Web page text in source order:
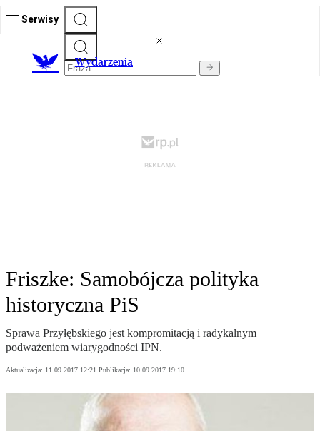
Serwisy
Wydarzenia
Friszke: Samobójcza polityka
historyczna PiS
Sprawa Przyłębskiego jest kompromitacją i radykalnym
podważeniem wiarygodności IPN.
Aktualizacja: 11.09.2017 12:21 Publikacja: 10.09.2017 19:10